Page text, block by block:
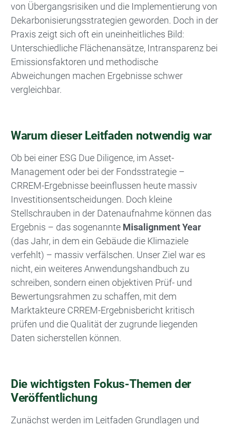
von Übergangsrisiken und die Implementierung von
Dekarbonisierungsstrategien geworden. Doch in der
Praxis zeigt sich oft ein uneinheitliches Bild:
Unterschiedliche Flächenansätze, Intransparenz bei
Emissionsfaktoren und methodische
Abweichungen machen Ergebnisse schwer
vergleichbar.
Warum dieser Leitfaden notwendig war
Ob bei einer ESG Due Diligence, im Asset-
Management oder bei der Fondsstrategie –
CRREM-Ergebnisse beeinflussen heute massiv
Investitionsentscheidungen. Doch kleine
Stellschrauben in der Datenaufnahme können das
Ergebnis – das sogenannte Misalignment Year
(das Jahr, in dem ein Gebäude die Klimaziele
verfehlt) – massiv verfälschen. Unser Ziel war es
nicht, ein weiteres Anwendungshandbuch zu
schreiben, sondern einen objektiven Prüf- und
Bewertungsrahmen zu schaffen, mit dem
Marktakteure CRREM-Ergebnisbericht kritisch
prüfen und die Qualität der zugrunde liegenden
Daten sicherstellen können.
Die wichtigsten Fokus-Themen der
Veröffentlichung
Zunächst werden im Leitfaden Grundlagen und